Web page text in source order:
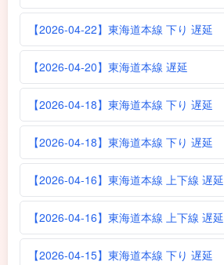
【2026-04-22】東海道本線 下り 遅延
【2026-04-20】東海道本線 遅延
【2026-04-18】東海道本線 下り 遅延
【2026-04-18】東海道本線 下り 遅延
【2026-04-16】東海道本線 上下線 遅延
【2026-04-16】東海道本線 上下線 遅延
【2026-04-15】東海道本線 下り 遅延